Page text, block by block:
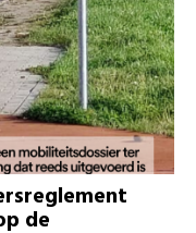
de